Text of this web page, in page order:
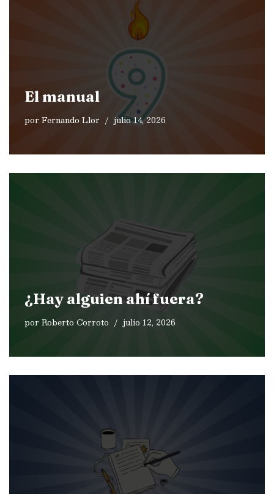
El manual
porFernando Llor julio 14, 2026
¿Hay alguien ahí fuera?
porRoberto Corroto julio 12, 2026